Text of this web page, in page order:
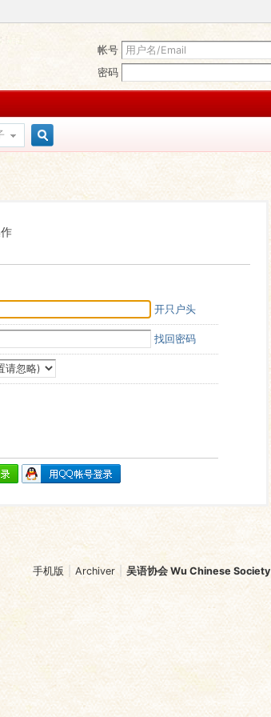
帐号
密码
开只户头
找回密码
手机版 Archiver 吴语协会 Wu Chinese Society